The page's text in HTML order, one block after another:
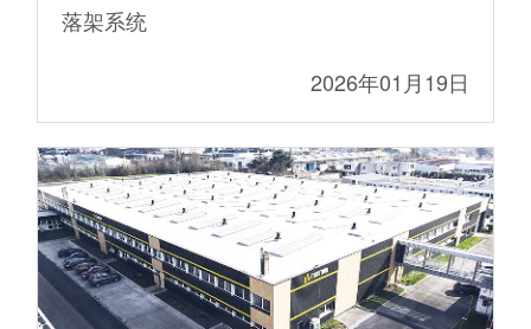
落架系统
2026年01月19日